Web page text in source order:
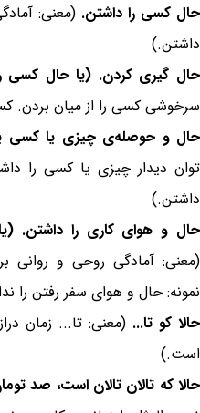
حال کسی را داشتن. (معنی:
داشتن.)
حال گیری کردن. (یا حال کسی
سرخوشی کسی را از میان بردن.
حال و حوصله‌ی چیزی یا کسی
توان دیدار چیزی یا کسی را
داشتن.)
حال و هوای کاری را داشتن.
(معنی: آمادگی روحی و روانی
نمونه: حال و هوای سفر رفتن را
حالا کو تا... (معنی: تا... زمان
است.)
حالا که تالان تالان است، صد